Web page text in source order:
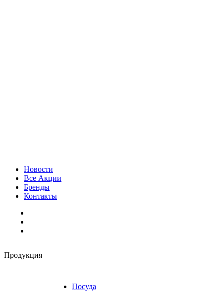
Новости
Все Акции
Бренды
Контакты
Продукция
Посуда